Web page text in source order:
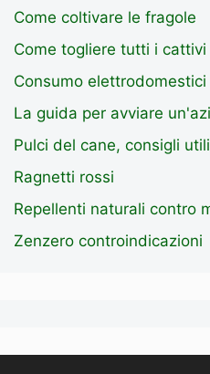
Come coltivare le fragole
Come togliere tutti i cattivi
Consumo elettrodomestici
La guida per avviare
Pulci del cane, consigli utili
Ragnetti rossi
Repellenti naturali contro
Zenzero controindicazioni